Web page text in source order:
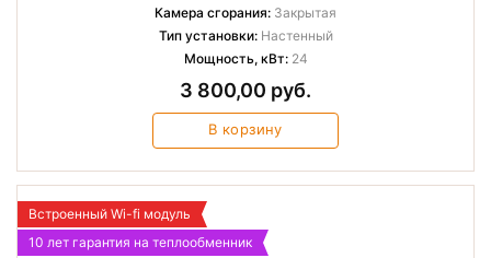
Камера сгорания: Закрытая
Тип установки:Настенный
Мощность, кВт:24
3 800,00 руб.
В корзину
Встроенный Wi-fi модуль
10 лет гарантия на теплообменник